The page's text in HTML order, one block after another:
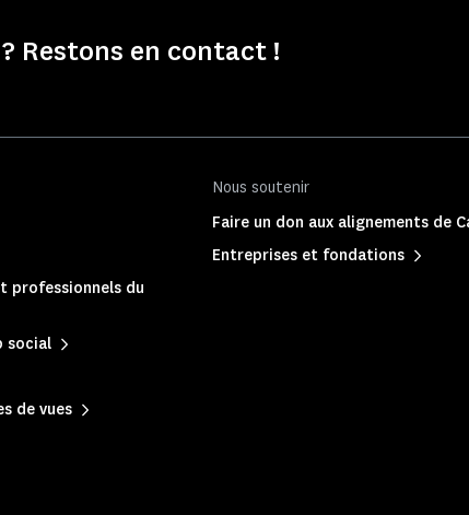
Restons en contact !
professionnels du
social
de vues
Nous soutenir
Faire un don aux alignements de
Entreprises et fondations